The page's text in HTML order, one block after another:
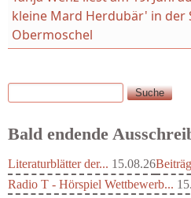
kleine Mard Herdubär' in der
Obermoschel
Suchformular
Suche
Bald endende
Literaturblätter der... 15.08.26
Radio T - Hörspiel Wettbewerb...